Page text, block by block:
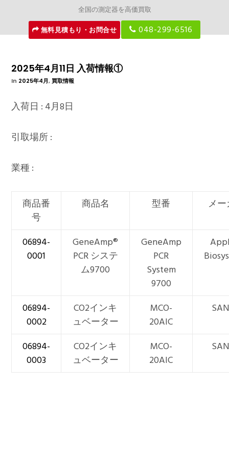
全国の測定器を高価買取
無料見積もり・お問合せ
048-299-6516
2025年4月11日 入荷情報①
In 2025年4月,買取情報
入荷日 : 4月8日
引取場所 :
業種 :
商品番
号
商品名 型番 メ
06894-
0001
GeneAmp®
PCR システ
ム9700
GeneAmp
PCR
System
9700
06894-
0002
CO2インキ
ュベーター
MCO-
20AIC
06894-
0003
CO2インキ
ュベーター
MCO-
20AIC